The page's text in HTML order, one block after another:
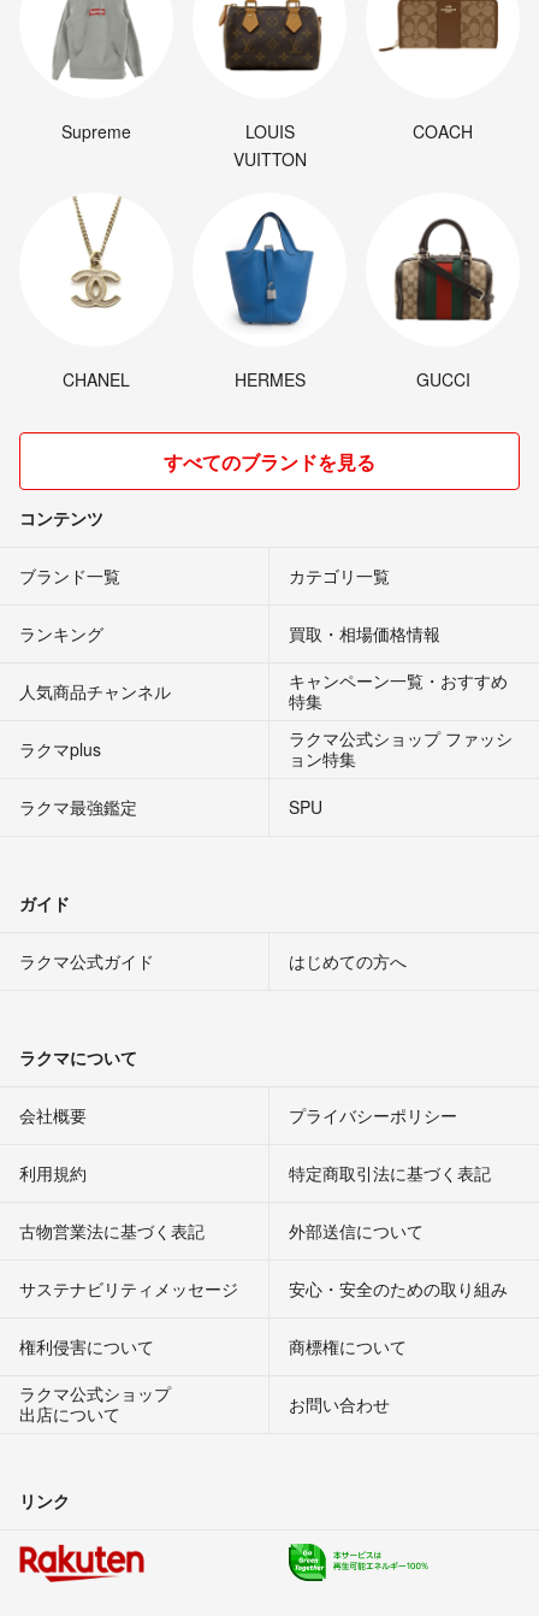
Supreme
LOUIS
VUITTON
COACH
CHANEL HERMES GUCCI
すべてのブランドを見る
コンテンツ
ブランド一覧 カテゴリ一覧
ランキング 買取・相場価格情報
人気商品チャンネル
キャンペーン一覧・おすすめ
特集
ラクマplus
ラクマ公式ショップ ファッシ
ョン特集
ラクマ最強鑑定
SPU
ガイド
ラクマ公式ガイド はじめての方へ
ラクマについて
会社概要 プライバシーポリシー
利用規約 特定商取引法に基づく表記
古物営業法に基づく表記 外部送信について
サステナビリティメッセージ 安心・安全のための取り組み
権利侵害について
商標権について
ラクマ公式ショップ
出店について
お問い合わせ
リンク